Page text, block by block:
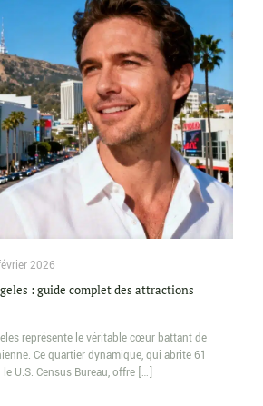
2026
: guide complet des attractions
représente le véritable cœur battant de
Ce quartier dynamique, qui abrite 61
U.S. Census Bureau, offre […]